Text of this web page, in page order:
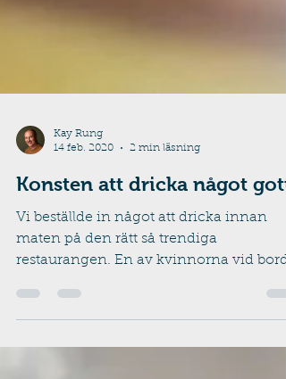
Kay Rung
14 feb. 2020
2 min läsning
Konsten att dricka något gott
Vi beställde in något att dricka innan